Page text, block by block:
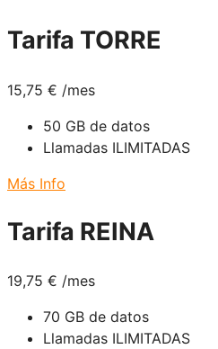
Tarifa TORRE
15,75 € /mes
50 GB de datos
Llamadas ILIMITADAS
Más Info
Tarifa REINA
19,75 € /mes
70 GB de datos
Llamadas ILIMITADAS